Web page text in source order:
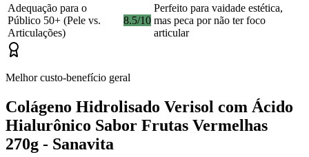
Adequação para o
Público 50+ (Pele vs.
Articulações)
8.5/10
Perfeito para vaidade estética,
mas peca por não ter foco
articular
Melhor custo-benefício geral
Colágeno Hidrolisado Verisol com Ácido
Hialurônico Sabor Frutas Vermelhas
270g - Sanavita